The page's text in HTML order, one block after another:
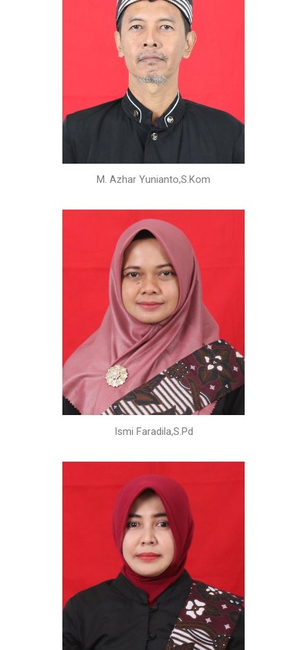
M. Azhar Yunianto,S.Kom
Ismi Faradila,S.Pd